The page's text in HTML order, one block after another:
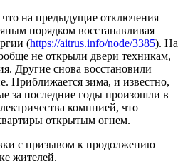
на предыдущие отключения
порядком восстанавливая
(https://aitrus.info/node/3385). На
не открыли двери техникам,
Другие снова восстановили
Приближается зима, и известно,
за последние годы произошли в
компнией, что
открытым огнем.
с призывом к продолжению
жителей.